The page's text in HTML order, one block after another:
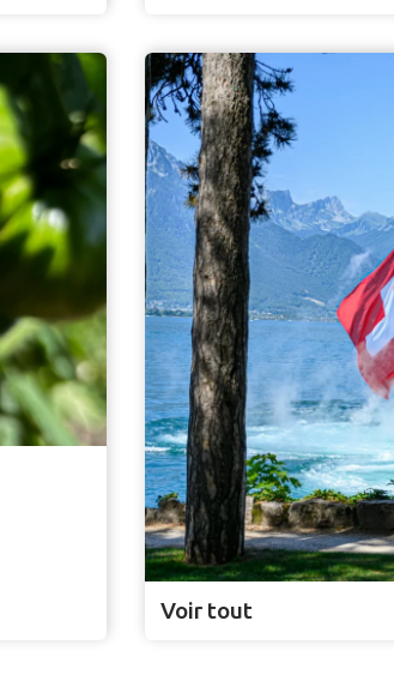
Voir tout